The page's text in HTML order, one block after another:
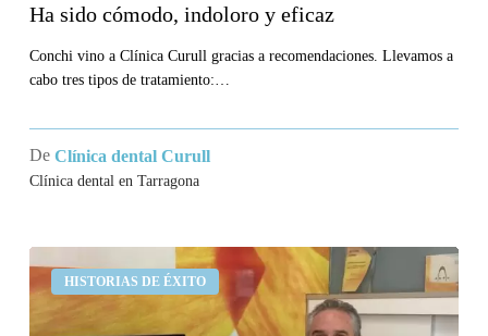
Ha sido cómodo, indoloro y eficaz
Conchi vino a Clínica Curull gracias a recomendaciones. Llevamos a
cabo tres tipos de tratamiento:…
De Clínica dental Curull
Clínica dental en Tarragona
HISTORIAS DE ÉXITO
mejorado